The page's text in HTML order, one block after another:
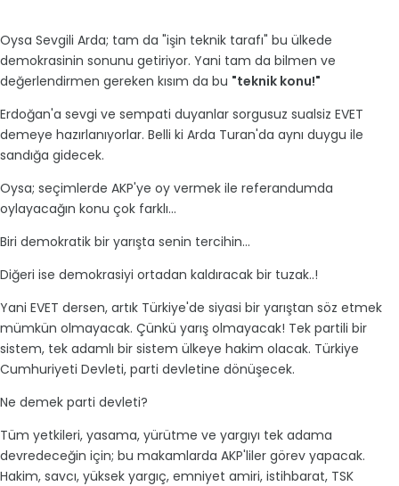
Oysa Sevgili Arda; tam da "işin teknik tarafı" bu ülkede
demokrasinin sonunu getiriyor. Yani tam da bilmen ve
değerlendirmen gereken kısım da bu "teknik konu!"
Erdoğan'a sevgi ve sempati duyanlar sorgusuz sualsiz EVET
demeye hazırlanıyorlar. Belli ki Arda Turan'da aynı duygu ile
sandığa gidecek.
Oysa; seçimlerde AKP'ye oy vermek ile referandumda
oylayacağın konu çok farklı...
Biri demokratik bir yarışta senin tercihin...
Diğeri ise demokrasiyi ortadan kaldıracak bir tuzak..!
Yani EVET dersen, artık Türkiye'de siyasi bir yarıştan söz etmek
mümkün olmayacak. Çünkü yarış olmayacak! Tek partili bir
sistem, tek adamlı bir sistem ülkeye hakim olacak. Türkiye
Cumhuriyeti Devleti, parti devletine dönüşecek.
Ne demek parti devleti?
Tüm yetkileri, yasama, yürütme ve yargıyı tek adama
devredeceğin için; bu makamlarda AKP'liler görev yapacak.
Hakim, savcı, yüksek yargıç, emniyet amiri, istihbarat, TSK